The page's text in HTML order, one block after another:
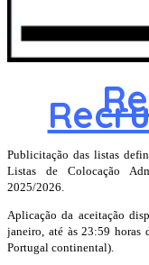
Publicitação das listas
Listas de Colocação
2025/2026.
Aplicação da aceitação
janeiro, até às 23:59 horas
Portugal continental).